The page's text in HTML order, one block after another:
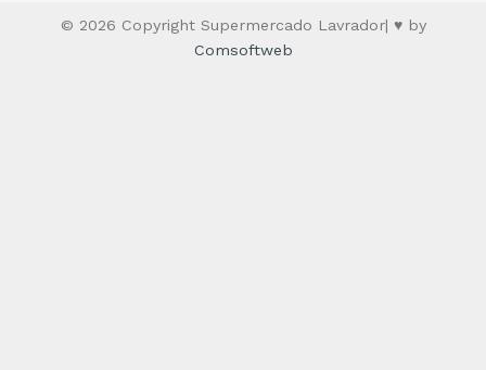
© 2026 Copyright Supermercado Lavrador| ♥ by
Comsoftweb